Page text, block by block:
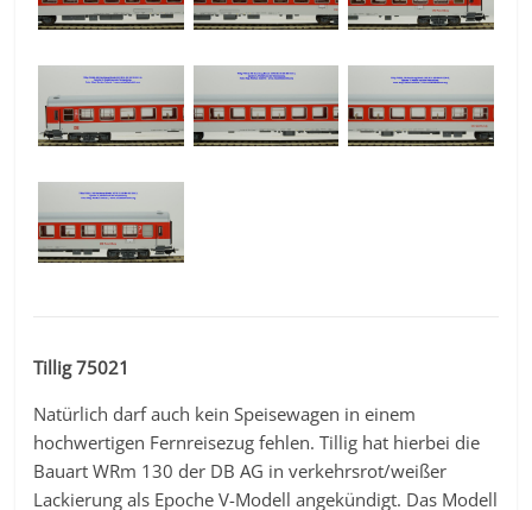
Tillig 75021
Natürlich darf auch kein Speisewagen in einem
hochwertigen Fernreisezug fehlen. Tillig hat hierbei die
Bauart WRm 130 der DB AG in verkehrsrot/weißer
Lackierung als Epoche V-Modell angekündigt. Das Modell